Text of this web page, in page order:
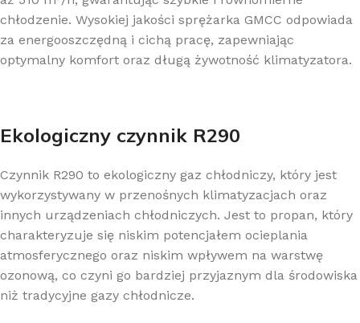
chłodzenie. Wysokiej jakości sprężarka GMCC odpowiada
za energooszczędną i cichą pracę, zapewniając
optymalny komfort oraz długą żywotność klimatyzatora.
Ekologiczny czynnik R290
Czynnik R290 to ekologiczny gaz chłodniczy, który jest
wykorzystywany w przenośnych klimatyzacjach oraz
innych urządzeniach chłodniczych. Jest to propan, który
charakteryzuje się niskim potencjałem ocieplania
atmosferycznego oraz niskim wpływem na warstwę
ozonową, co czyni go bardziej przyjaznym dla środowiska
niż tradycyjne gazy chłodnicze.